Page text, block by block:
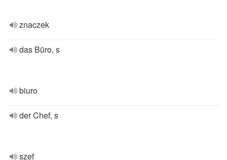
znaczek
das Büro, s
biuro
der Chef, s
szef